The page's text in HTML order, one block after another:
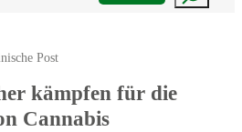
Post
kämpfen für die
Cannabis